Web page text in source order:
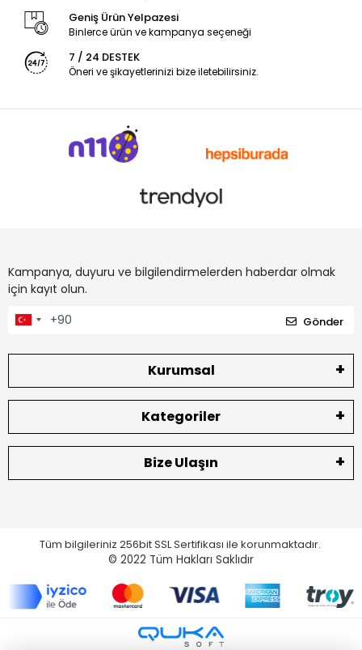
Geniş Ürün Yelpazesi
Binlerce ürün ve kampanya seçeneği
7 / 24 DESTEK
Öneri ve şikayetlerinizi bize iletebilirsiniz.
Kampanya, duyuru ve bilgilendirmelerden haberdar olmak
için kayıt olun.
Gönder
Kurumsal
Kategoriler
Bize Ulaşın
Tüm bilgileriniz 256bit SSL Sertifikası ile korunmaktadır.
© 2022 Tüm Hakları Saklıdır